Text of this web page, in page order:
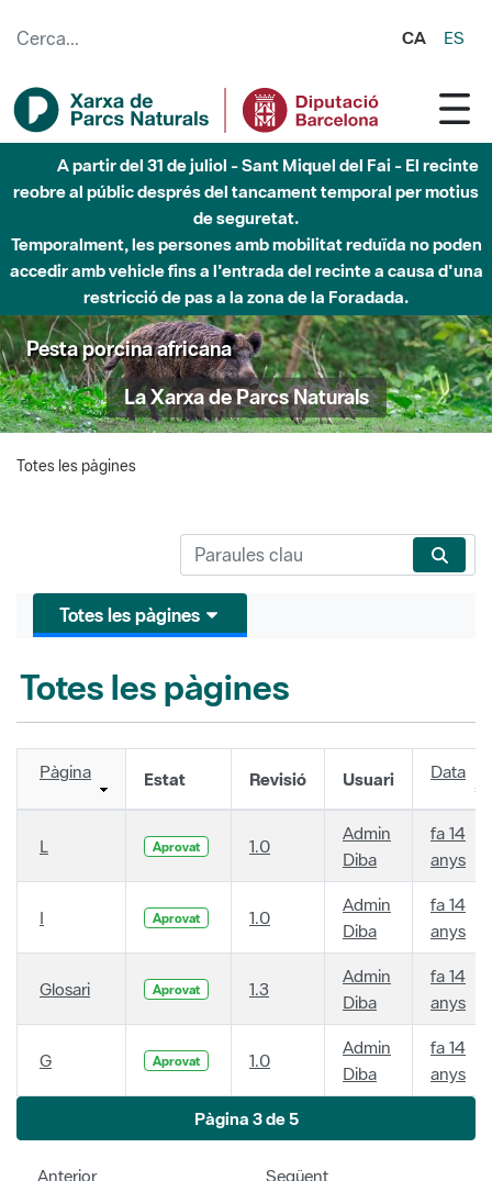
CA ES
A partir del 31 de juliol - Sant Miquel del Fai - El recinte
reobre al públic després del tancament temporal per motius
de seguretat.
Temporalment, les persones amb mobilitat reduïda no poden
accedir amb vehicle fins a l'entrada del recinte a causa d'una
restricció de pas a la zona de la Foradada.
Pesta porcina africana
La Xarxa de Parcs Naturals
Totes les pàgines
Totes les pàgines
Totes les pàgines
Pàgina Estat Revisió Usuari Data
L Aprovat 1.0
Admin
Diba
fa 14
anys
I Aprovat 1.0
Admin
Diba
fa 14
anys
Glosari Aprovat 1.3
Admin
Diba
fa 14
anys
G Aprovat 1.0
Admin
Diba
fa 14
anys
Pàgina 3 de 5
Anterior Següent